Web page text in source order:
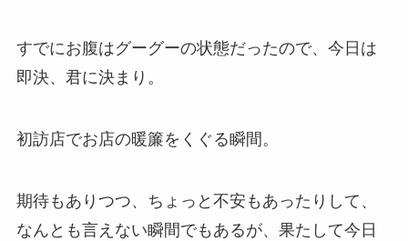
すでにお腹はグーグーの状態だったので、今日は
即決、君に決まり。
初訪店でお店の暖簾をくぐる瞬間。
期待もありつつ、ちょっと不安もあったりして、
なんとも言えない瞬間でもあるが、果たして今日